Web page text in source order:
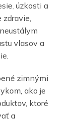
úzkosti a
zdravie,
vlasov a
zimnými
ako je
ktoré
a